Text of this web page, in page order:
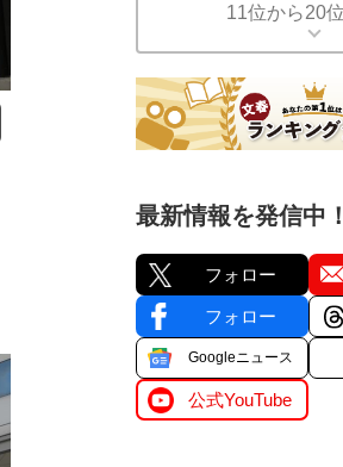
11位から20
最新情報を発信中！
フォロー
フォロー
Googleニュース
公式YouTube